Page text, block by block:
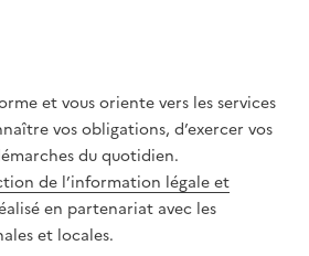
et vous oriente vers les services
vos obligations, d’exercer vos
du quotidien.
de l’information légale et
en partenariat avec les
et locales.